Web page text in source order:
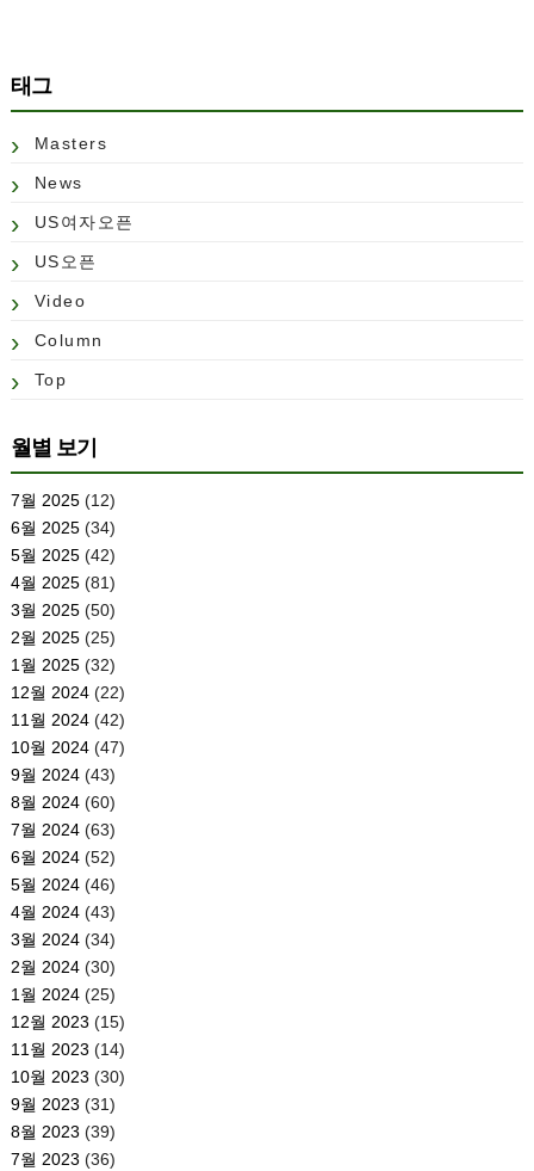
태그
Masters
News
US여자오픈
US오픈
Video
Column
Top
월별 보기
7월 2025(12)
6월 2025(34)
5월 2025(42)
4월 2025(81)
3월 2025(50)
2월 2025(25)
1월 2025(32)
12월 2024(22)
11월 2024(42)
10월 2024(47)
9월 2024(43)
8월 2024(60)
7월 2024(63)
6월 2024(52)
5월 2024(46)
4월 2024(43)
3월 2024(34)
2월 2024(30)
1월 2024(25)
12월 2023 (15)
11월 2023 (14)
10월 2023 (30)
9월 2023 (31)
8월 2023 (39)
7월 2023 (36)